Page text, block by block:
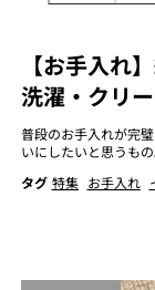
【お手入れ
洗濯・クリ
普段のお手入れが完
いにしたいと思うも
タグ 特集 お手入れ